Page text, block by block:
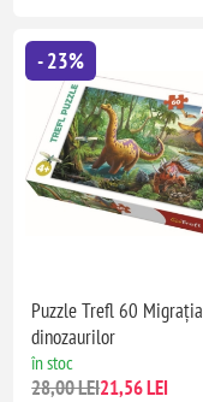
- 23%
Puzzle Trefl 60 Migrația
dinozaurilor
în stoc
28,00 LEI21,56 LEI